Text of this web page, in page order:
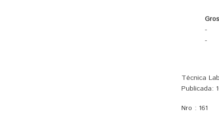
-
-
Técnica
Publicada:
Nro : 161